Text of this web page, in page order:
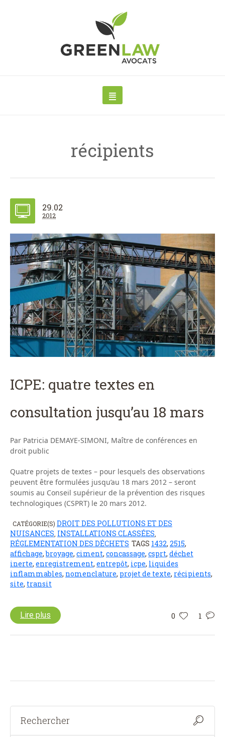
récipients
29.02
2012
ICPE: quatre textes en
consultation jusqu’au 18 mars
Par Patricia DEMAYE-SIMONI, Maître de conférences en
droit public
Quatre projets de textes – pour lesquels des observations
peuvent être formulées jusqu’au 18 mars 2012 – seront
soumis au Conseil supérieur de la prévention des risques
technologiques (CSPRT) le 20 mars 2012.
CATÉGORIE(S) DROIT DES POLLUTIONS ET DES
NUISANCES INSTALLATIONS CLASSÉES
RÉGLEMENTATION DES DÉCHETS TAGS 1432, 2515,
affichage,broyage, ciment, concassage, csprt, déchet
inerte, enregistrement, entrepôt, icpe, liquides
inflammables, nomenclature, projet de texte, récipients,
site, transit
0 1
Lire plus